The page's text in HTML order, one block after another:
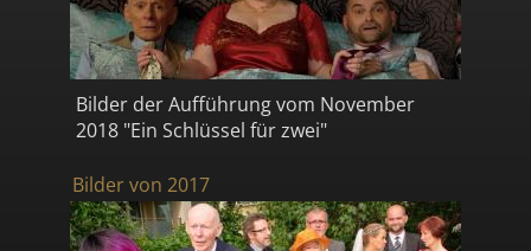
Bilder der Aufführung vom November
2018 "Ein Schlüssel für zwei"
Bilder von 2017